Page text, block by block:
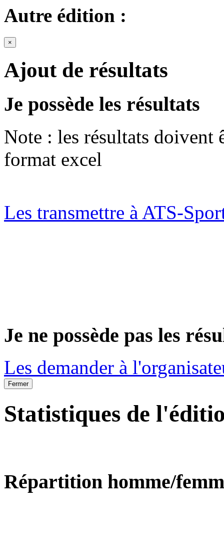
Autre édition :
×
Ajout de résultats
Je possède les résultats
Note : les résultats doivent
format excel
Les transmettre à ATS-
Je ne possède pas les
Les demander à
Fermer
Statistiques de
Répartition homme/